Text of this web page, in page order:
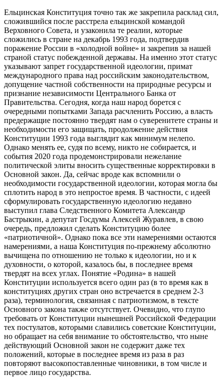
Ельцинская Конституция точно так же закрепила расклад сил,
сложившийся после расстрела ельцинской командой
Верховного Совета, и узаконила те реалии, которые
сложились в стране на декабрь 1993 года, подтвердив
поражение России в «холодной войне» и закрепив за нашей
страной статус побежденной державы. На именно этот статус
указывают запрет государственной идеологии, примат
международного права над российским законодательством,
допущение частной собственности на природные ресурсы и
признание независимости Центрального Банка от
Правительства. Сегодня, когда наш народ борется с
очередными попытками Запада расчленить Россию, а власть
предержащие постоянно твердят нам о суверенитете страны и
необходимости его защищать, продолжение действия
Конституции 1993 года выглядит как минимум нелепо.
Однако менять ее, судя по всему, никто не собирается, и
события 2020 года продемонстрировали нежелание
политической элиты вносить существенные корректировки в
Основной закон. Да, сейчас вроде как вспомнили о
необходимости государственной идеологии, которая могла бы
сплотить народ в это непростое время. В частности, с идеей
сформулировать государственную идеологию недавно
выступил глава Следственного Комитета Александр
Бастрыкин, а депутат Госдумы Алексей Журавлев, в свою
очередь, предложил сделать Конституцию более
«патриотичной». Однако пока все эти намерениями остаются
намерениями, а наша Конституция по-прежнему абсолютно
вычищена по отношению не только к идеологии, но и к
духовности, о которой, казалось бы, в последнее время
твердят на всех углах. Понятие «Родина» в нашей
Конституции используется всего один раз (в то время как в
конституциях других стран оно встречается в среднем 2-3
раза), терминология, связанная с патриотизмом, в тексте
Основного закона также отсутствует. Очевидно, что глупо
требовать от Конституции нынешней Российской Федерации
тех постулатов, которыми славились советские Конституции,
но обращает на себя внимание то обстоятельство, что ныне
действующий Основной закон не содержит даже тех
положений, которые в последнее время из раза в раз
повторяют высокопоставленные чиновники, в том числе и
первое лицо государства.